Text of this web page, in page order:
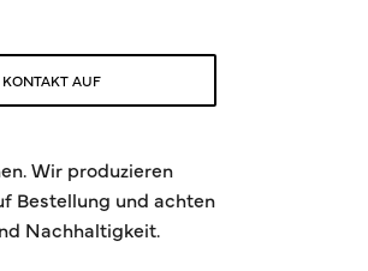
AUF
Wir produzieren
Bestellung und achten
Nachhaltigkeit.